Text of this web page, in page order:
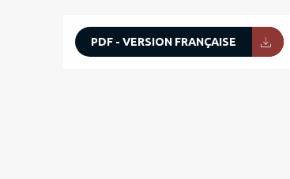
PDF - VERSION FRANÇAISE